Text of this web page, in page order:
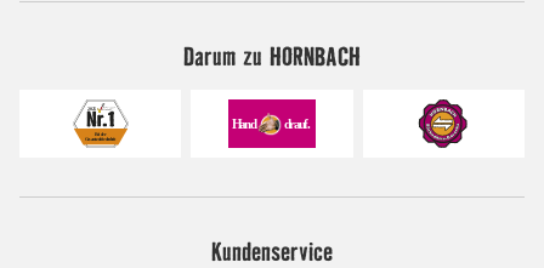
Darum zu HORNBACH
Kundenservice